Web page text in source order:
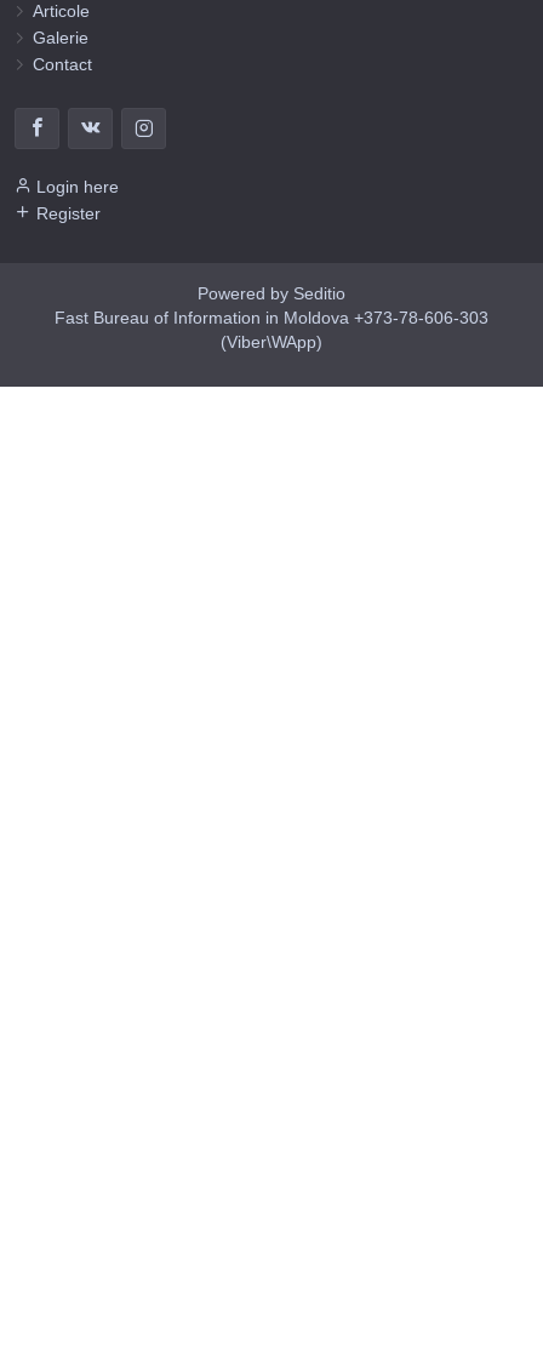
Articole
Galerie
Contact
Login here
Register
Powered by Seditio
Fast Bureau of Information in Moldova +373-78-606-303
(Viber\WApp)